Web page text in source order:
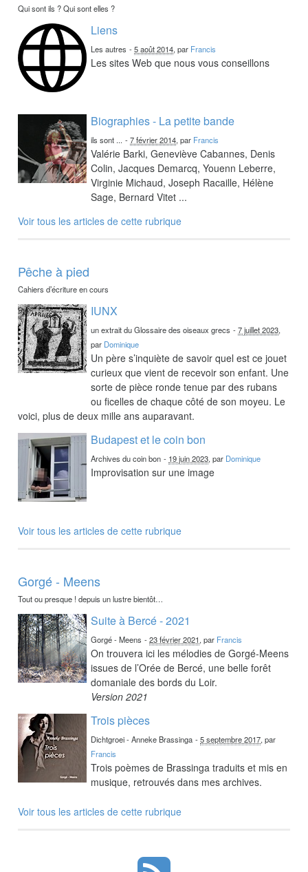
Qui sont ils ? Qui sont elles ?
Liens
Les autres -5 août 2014, par Francis
Les sites Web que nous vous conseillons
Biographies - La petite bande
ils sont ... -7 février 2014, par Francis
Valérie Barki, Geneviève Cabannes, Denis
Colin, Jacques Demarcq, Youenn Leberre,
Virginie Michaud, Joseph Racaille, Hélène
Sage, Bernard Vitet ...
Voir tous les articles de cette rubrique
Pêche à pied
Cahiers d’écriture en cours
IUNX
un extrait du Glossaire des oiseaux grecs -7 juillet 2023,
par Dominique
Un père s’inquiète de savoir quel est ce jouet
curieux que vient de recevoir son enfant. Une
sorte de pièce ronde tenue par des rubans
ou ficelles de chaque côté de son moyeu. Le
voici, plus de deux mille ans auparavant.
Budapest et le coin bon
Archives du coin bon - 19 juin 2023, par Dominique
Improvisation sur une image
Voir tous les articles de cette rubrique
Gorgé - Meens
Tout ou presque ! depuis un lustre bientôt…
Suite à Bercé - 2021
Gorgé - Meens -23 février 2021, par Francis
On trouvera ici les mélodies de Gorgé-Meens
issues de l’Orée de Bercé, une belle forêt
domaniale des bords du Loir.
Version 2021
Trois pièces
Dichtgroei - Anneke Brassinga -5 septembre 2017, par
Francis
Trois poèmes de Brassinga traduits et mis en
musique, retrouvés dans mes archives.
Voir tous les articles de cette rubrique